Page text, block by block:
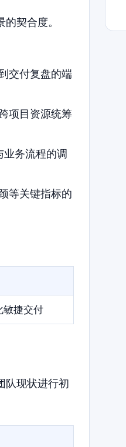
契合度。
交付复盘的端
项目资源统筹
务流程的调
等关键指标的
敏捷交付
队现状进行初